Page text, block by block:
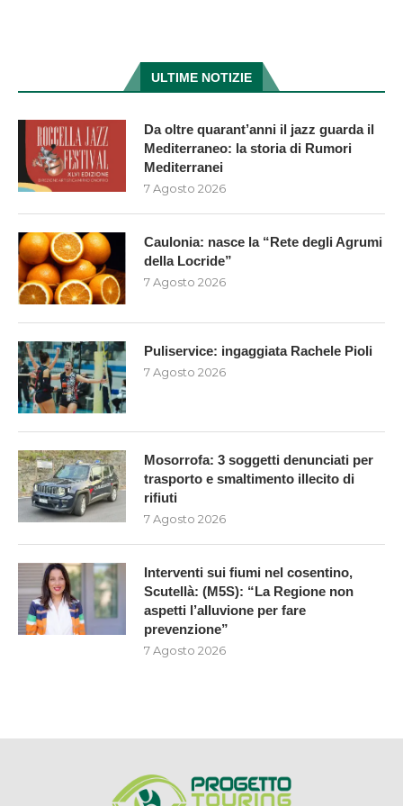
ULTIME NOTIZIE
Da oltre quarant’anni il jazz guarda il
Mediterraneo: la storia di Rumori
Mediterranei
7 Agosto 2026
Caulonia: nasce la “Rete degli Agrumi
della Locride”
7 Agosto 2026
Puliservice: ingaggiata Rachele Pioli
7 Agosto 2026
Mosorrofa: 3 soggetti denunciati per
trasporto e smaltimento illecito di
rifiuti
7 Agosto 2026
Interventi sui fiumi nel cosentino,
Scutellà: (M5S): “La Regione non
aspetti l’alluvione per fare
prevenzione”
7 Agosto 2026